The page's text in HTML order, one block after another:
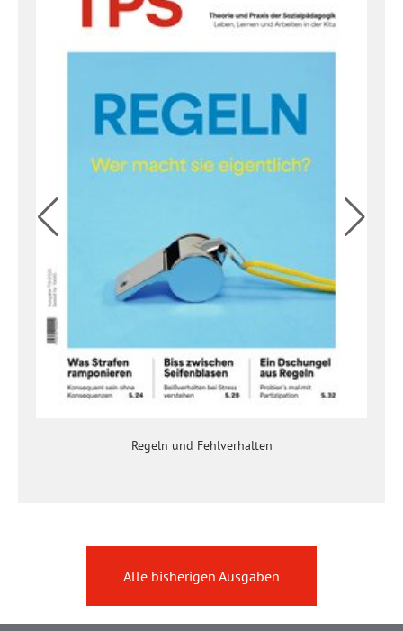
Regeln und Fehlverhalten
Alle bisherigen Ausgaben